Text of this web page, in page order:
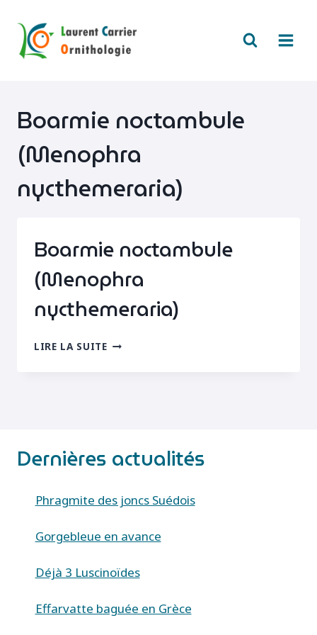
contenu
Boarmie noctambule
(Menophra
nycthemeraria)
Boarmie noctambule
(Menophra
nycthemeraria)
LIRE LA SUITEBOARMIE
Dernières actualités
Phragmite des joncs Suédois
Gorgebleue en avance
Déjà 3 Luscinoïdes
Effarvatte baguée en Grèce